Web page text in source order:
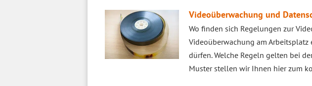
Videoüberwachung und
Wo finden sich Regelungen zur
Videoüberwachung am
dürfen. Welche Regeln gelten bei
Muster stellen wir Ihnen hier zum